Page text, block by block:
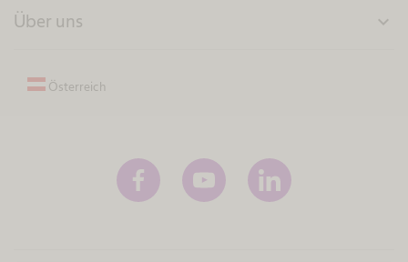
Über uns expand_more
Österreich